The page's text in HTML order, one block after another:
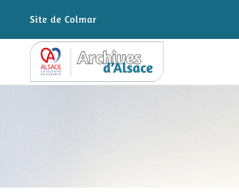
Archives Alsace - Colmar